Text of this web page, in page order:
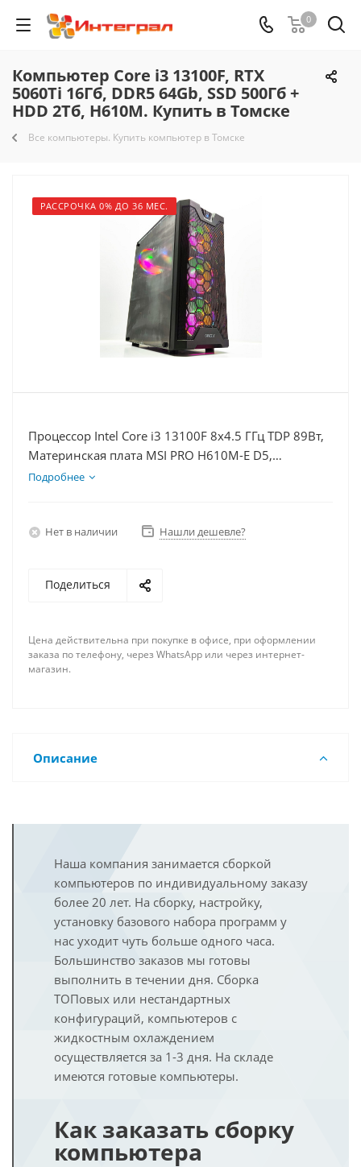
0
Компьютер Core i3 13100F, RTX
5060Ti 16Гб, DDR5 64Gb, SSD 500Гб +
HDD 2Тб, H610M. Купить в Томске
Все компьютеры. Купить компьютер в Томске
РАССРОЧКА 0% ДО 36 МЕС.
Процессор Intel Core i3 13100F 8x4.5 ГГц TDP 89Вт,
Материнская плата MSI PRO H610M-E D5,
Видеокарта RTX 5060Ti 16Гб, Память DDR5 64Gb,
Подробнее
Нет в наличии Нашли дешевле?
Поделиться
Цена действительна при покупке в офисе, при оформлении
заказа по телефону, через WhatsApp или через интернет-
магазин.
Описание
Наша компания занимается сборкой
компьютеров по индивидуальному заказу
более 20 лет. На сборку, настройку,
установку базового набора программ у
нас уходит чуть больше одного часа.
Большинство заказов мы готовы
выполнить в течении дня. Сборка
ТОПовых или нестандартных
конфигураций, компьютеров с
жидкостным охлаждением
осуществляется за 1-3 дня. На складе
имеются готовые компьютеры.
Как заказать сборку
компьютера